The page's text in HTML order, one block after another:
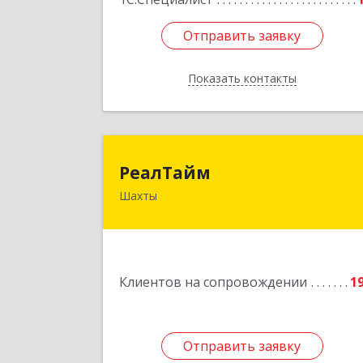
Отправить заявку
Показать контакты
Отправить заявку
Назад
РеалТайм
Шахты
Клиентов на сопровождении
Отправить заявку
346504, Ростовская обл, Шахты г,
Отправить заявку